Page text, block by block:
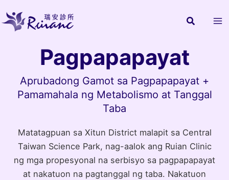
to
content
Pagpapapayat
Aprubadong Gamot sa Pagpapapayat +
Pamamahala ng Metabolismo at Tanggal
Taba
Matatagpuan sa Xitun District malapit sa Central
Taiwan Science Park, nag-aalok ang Ruian Clinic
ng mga propesyonal na serbisyo sa pagpapapayat
at nakatuon na pagtanggal ng taba. Nakatuon